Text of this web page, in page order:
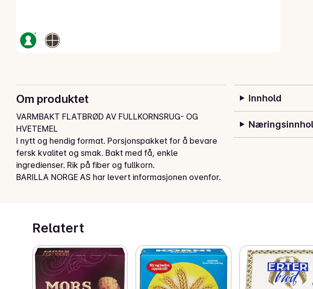
Om produktet
VARMBAKT FLATBRØD AV FULLKORNSRUG- OG
HVETEMEL
I nytt og hendig format. Porsjonspakket for å bevare
fersk kvalitet og smak. Bakt med få, enkle
ingredienser. Rik på fiber og fullkorn.
BARILLA NORGE AS har levert informasjonen ovenfor.
Innhold
Relatert